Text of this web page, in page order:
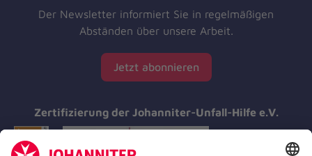
Der Newsletter informiert Sie in regelmäßigen
Abständen über unsere Arbeit.
Jetzt abonnieren
Zertifizierung der Johanniter-Unfall-Hilfe e.V.